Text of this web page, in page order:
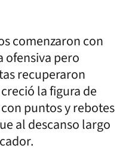
comenzaron con
ofensiva pero
recuperaron
la figura de
puntos y rebotes
al descanso largo